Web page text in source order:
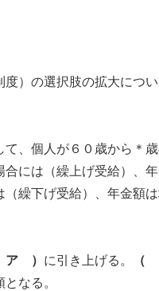
）の選択肢の拡大につい
、個人が６０歳から＊
には（繰上げ受給）、
繰下げ受給）、年金額は
ア ） に引き上げる。 （
となる。